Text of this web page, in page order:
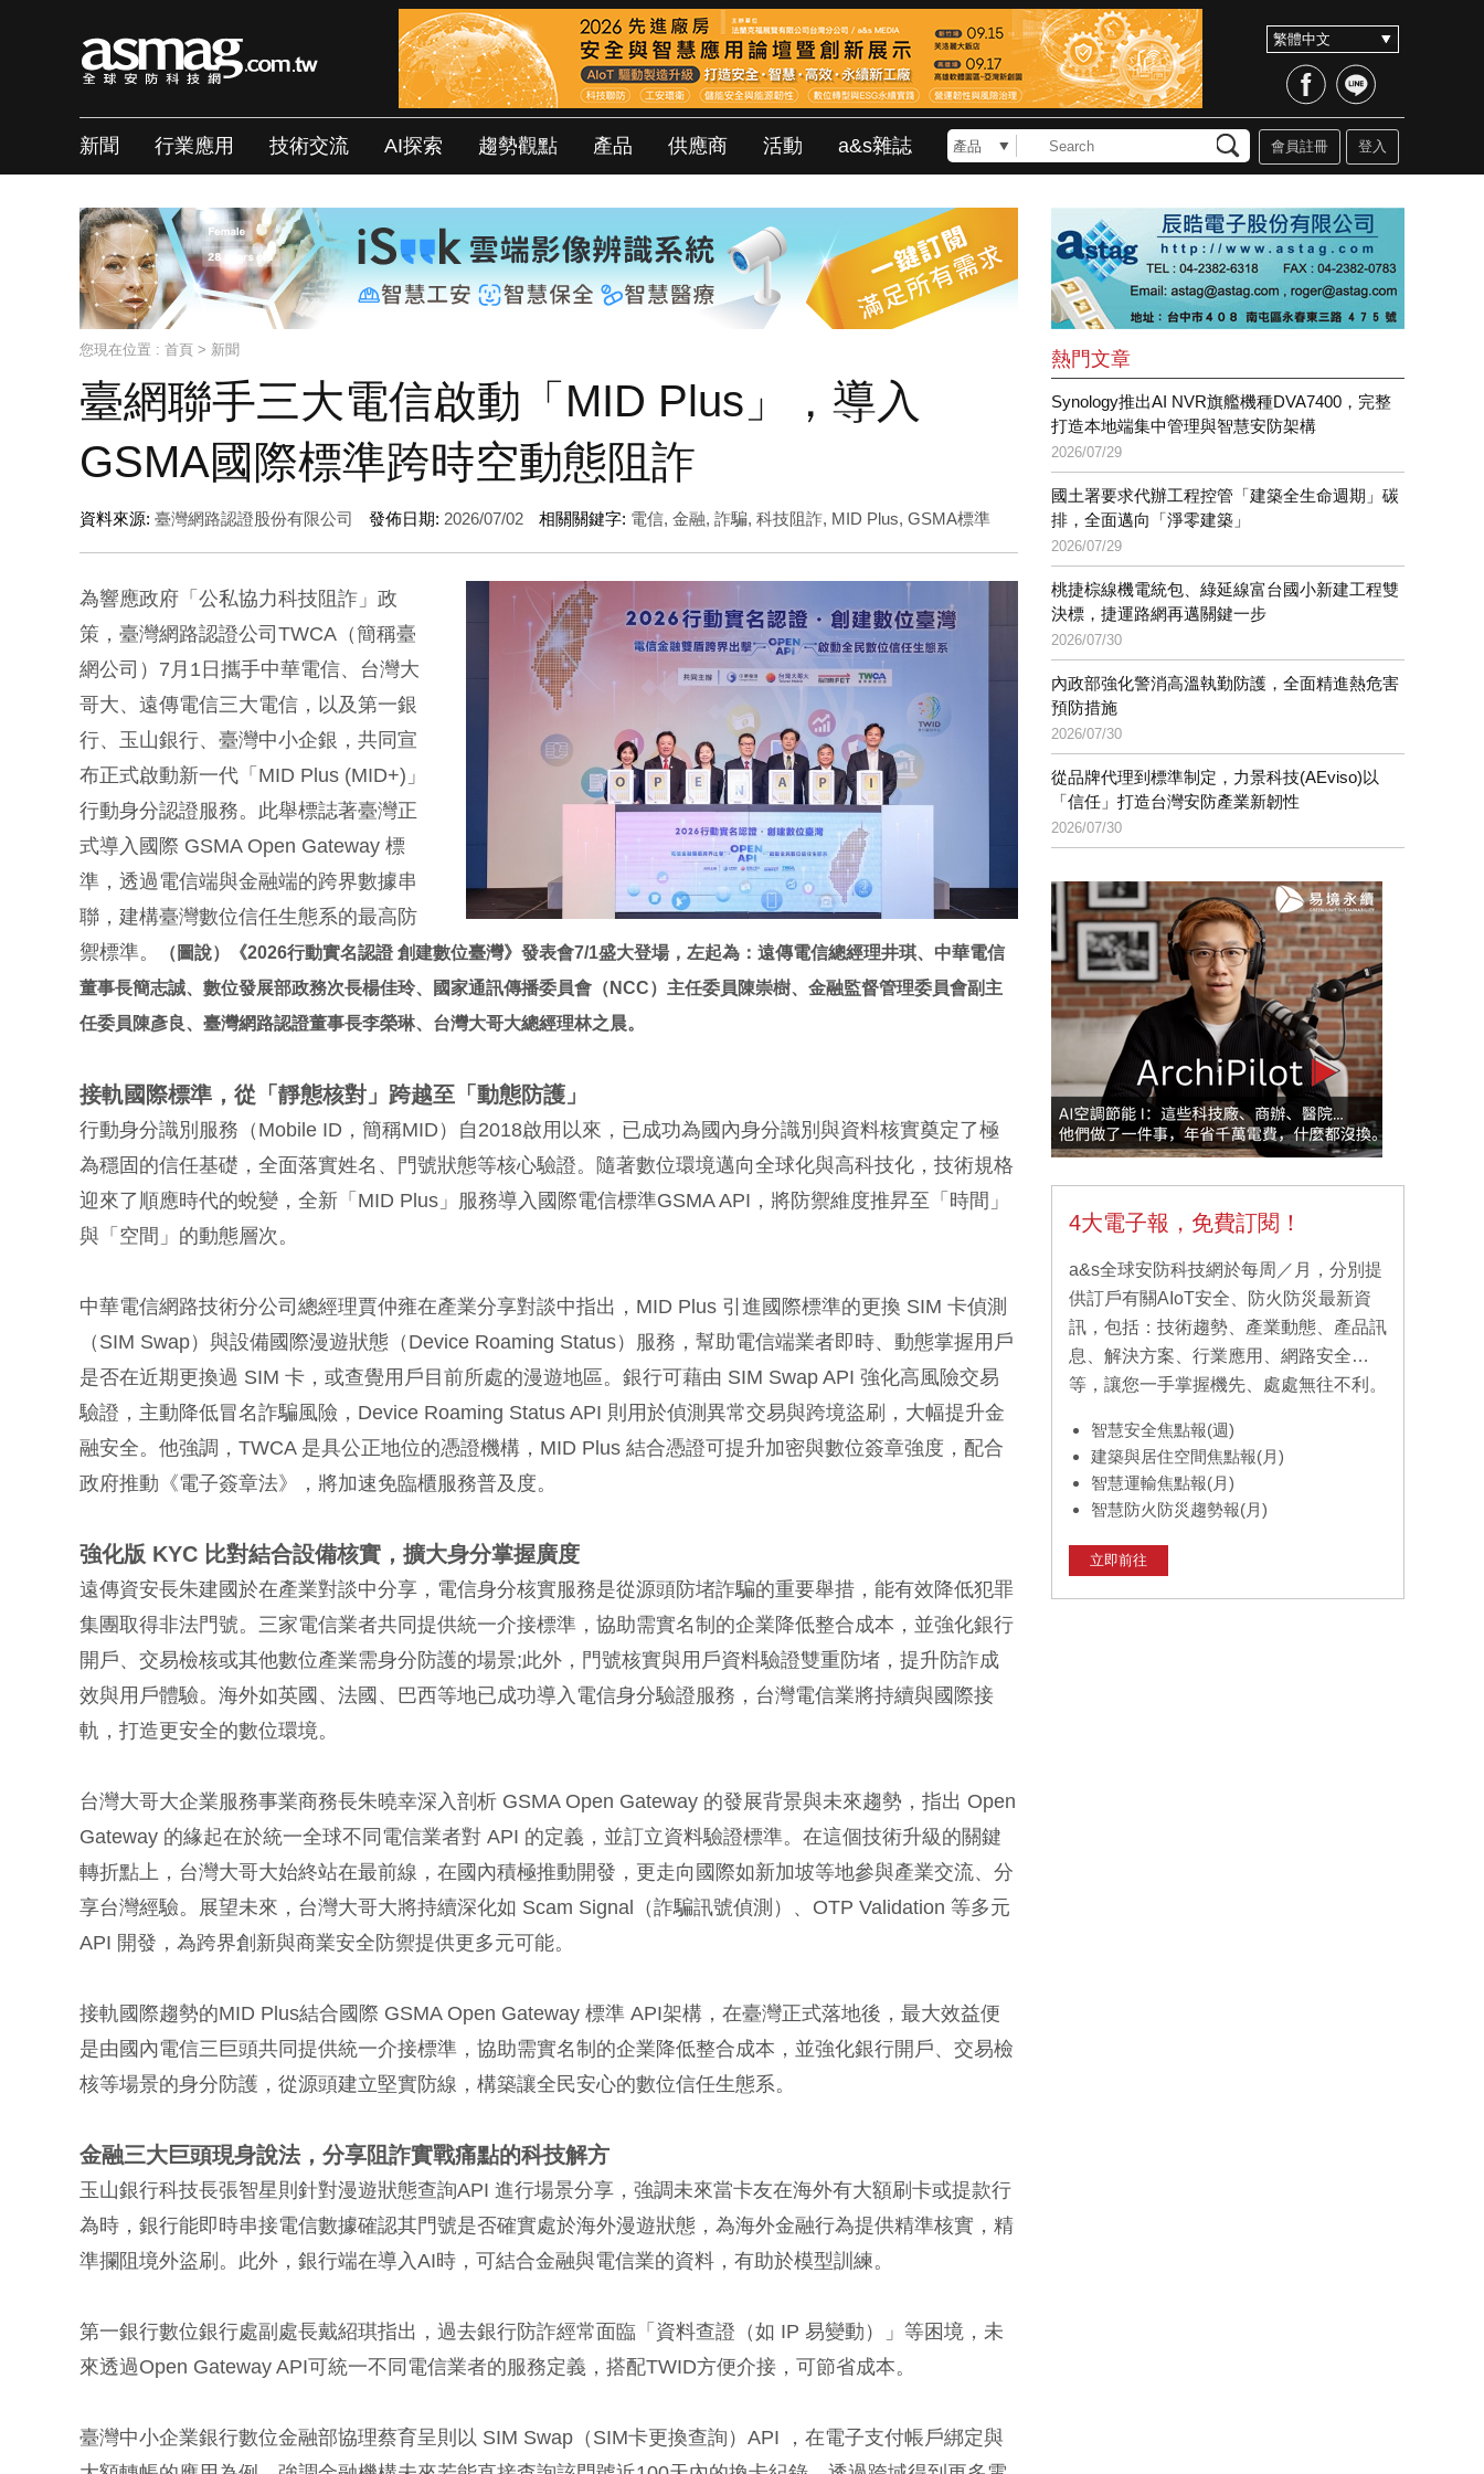
新聞 行業應用 技術交流 AI探索 趨勢觀點 產品 供應商 活動 a&s雜誌 登入
會員註冊
您現在位置 : 首頁 > 新聞
臺網聯手三大電信啟動「MID Plus」，導入
GSMA國際標準跨時空動態阻詐
資料來源: 臺灣網路認證股份有限公司 發佈日期: 2026/07/02 相關關鍵字: 電信, 金融, 詐騙, 科技阻詐, MID Plus, GSMA標準
為響應政府「公私協力科技阻詐」政
策，臺灣網路認證公司TWCA（簡稱臺
網公司）7月1日攜手中華電信、台灣大
哥大、遠傳電信三大電信，以及第一銀
行、玉山銀行、臺灣中小企銀，共同宣
布正式啟動新一代「MID Plus (MID+)」
行動身分認證服務。此舉標誌著臺灣正
式導入國際 GSMA Open Gateway 標
準，透過電信端與金融端的跨界數據串
聯，建構臺灣數位信任生態系的最高防
禦標準。
（圖說）《2026行動實名認證 創建數位臺灣》發表會7/1盛大登場，左起為：遠傳電信總經理井琪、中華電信
董事長簡志誠、數位發展部政務次長楊佳玲、國家通訊傳播委員會（NCC）主任委員陳崇樹、金融監督管理委員會副主
任委員陳彥良、臺灣網路認證董事長李榮琳、台灣大哥大總經理林之晨。
接軌國際標準，從「靜態核對」跨越至「動態防護」
行動身分識別服務（Mobile ID，簡稱MID）自2018啟用以來，已成功為國內身分識別與資料核實奠定了極
為穩固的信任基礎，全面落實姓名、門號狀態等核心驗證。隨著數位環境邁向全球化與高科技化，技術規格
迎來了順應時代的蛻變，全新「MID Plus」服務導入國際電信標準GSMA API，將防禦維度推昇至「時間」
與「空間」的動態層次。
中華電信網路技術分公司總經理賈仲雍在產業分享對談中指出，MID Plus 引進國際標準的更換 SIM 卡偵測
（SIM Swap）與設備國際漫遊狀態（Device Roaming Status）服務，幫助電信端業者即時、動態掌握用戶
是否在近期更換過 SIM 卡，或查覺用戶目前所處的漫遊地區。銀行可藉由 SIM Swap API 強化高風險交易
驗證，主動降低冒名詐騙風險，Device Roaming Status API 則用於偵測異常交易與跨境盜刷，大幅提升金
融安全。他強調，TWCA 是具公正地位的憑證機構，MID Plus 結合憑證可提升加密與數位簽章強度，配合
政府推動《電子簽章法》，將加速免臨櫃服務普及度。
強化版 KYC 比對結合設備核實，擴大身分掌握廣度
遠傳資安長朱建國於在產業對談中分享，電信身分核實服務是從源頭防堵詐騙的重要舉措，能有效降低犯罪
集團取得非法門號。三家電信業者共同提供統一介接標準，協助需實名制的企業降低整合成本，並強化銀行
開戶、交易檢核或其他數位產業需身分防護的場景;此外，門號核實與用戶資料驗證雙重防堵，提升防詐成
效與用戶體驗。海外如英國、法國、巴西等地已成功導入電信身分驗證服務，台灣電信業將持續與國際接
軌，打造更安全的數位環境。
台灣大哥大企業服務事業商務長朱曉幸深入剖析 GSMA Open Gateway 的發展背景與未來趨勢，指出 Open
Gateway 的緣起在於統一全球不同電信業者對 API 的定義，並訂立資料驗證標準。在這個技術升級的關鍵
轉折點上，台灣大哥大始終站在最前線，在國內積極推動開發，更走向國際如新加坡等地參與產業交流、分
享台灣經驗。展望未來，台灣大哥大將持續深化如 Scam Signal（詐騙訊號偵測）、OTP Validation 等多元
API 開發，為跨界創新與商業安全防禦提供更多元可能。
接軌國際趨勢的MID Plus結合國際 GSMA Open Gateway 標準 API架構，在臺灣正式落地後，最大效益便
是由國內電信三巨頭共同提供統一介接標準，協助需實名制的企業降低整合成本，並強化銀行開戶、交易檢
核等場景的身分防護，從源頭建立堅實防線，構築讓全民安心的數位信任生態系。
金融三大巨頭現身說法，分享阻詐實戰痛點的科技解方
玉山銀行科技長張智星則針對漫遊狀態查詢API 進行場景分享，強調未來當卡友在海外有大額刷卡或提款行
為時，銀行能即時串接電信數據確認其門號是否確實處於海外漫遊狀態，為海外金融行為提供精準核實，精
準攔阻境外盜刷。此外，銀行端在導入AI時，可結合金融與電信業的資料，有助於模型訓練。
第一銀行數位銀行處副處長戴紹琪指出，過去銀行防詐經常面臨「資料查證（如 IP 易變動）」等困境，未
來透過Open Gateway API可統一不同電信業者的服務定義，搭配TWID方便介接，可節省成本。
臺灣中小企業銀行數位金融部協理蔡育呈則以 SIM Swap（SIM卡更換查詢）API ，在電子支付帳戶綁定與
熱門文章
Synology推出AI NVR旗艦機種DVA7400，完整
打造本地端集中管理與智慧安防架構
2026/07/29
國土署要求代辦工程控管「建築全生命週期」碳
排，全面邁向「淨零建築」
2026/07/29
桃捷棕線機電統包、綠延線富台國小新建工程雙
決標，捷運路網再邁關鍵一步
2026/07/30
內政部強化警消高溫執勤防護，全面精進熱危害
預防措施
2026/07/30
從品牌代理到標準制定，力景科技(AEviso)以
「信任」打造台灣安防產業新韌性
2026/07/30
4大電子報，免費訂閱！
a&s全球安防科技網於每周／月，分別提
供訂戶有關AIoT安全、防火防災最新資
訊，包括：技術趨勢、產業動態、產品訊
息、解決方案、行業應用、網路安全…
等，讓您一手掌握機先、處處無往不利。
智慧安全焦點報(週)
建築與居住空間焦點報(月)
智慧運輸焦點報(月)
智慧防火防災趨勢報(月)
立即前往